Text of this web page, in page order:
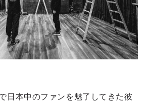
日本中のファンを魅了してきた彼